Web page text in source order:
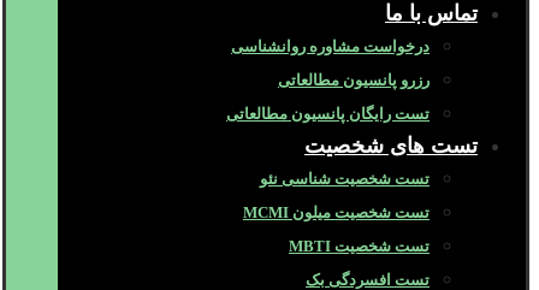
تماس با ما
درخواست مشاوره روانشناسی
رزرو پانسیون مطالعاتی
تست رایگان پانسیون مطالعاتی
تست های شخصیت
تست شخصیت شناسی نئو
تست شخصیت میلون MCMI
تست شخصیت MBTI
تست افسردگی بک